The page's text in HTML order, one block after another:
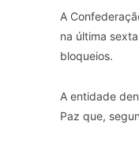
A
na última
bloqueios.
A entidade
Paz que,